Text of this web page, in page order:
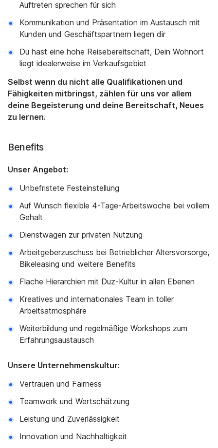
Auftreten sprechen für sich
Kommunikation und Präsentation im Austausch mit
Kunden und Geschäftspartnern liegen dir
Du hast eine hohe Reisebereitschaft, Dein Wohnort
liegt idealerweise im Verkaufsgebiet
Selbst wenn du nicht alle Qualifikationen und
Fähigkeiten mitbringst, zählen für uns vor allem
deine Begeisterung und deine Bereitschaft, Neues
zu lernen.
Benefits
Unser Angebot:
Unbefristete Festeinstellung
Auf Wunsch flexible 4-Tage-Arbeitswoche bei vollem
Gehalt
Dienstwagen zur privaten Nutzung
Arbeitgeberzuschuss bei Betrieblicher Altersvorsorge,
Bikeleasing und weitere Benefits
Flache Hierarchien mit Duz-Kultur in allen Ebenen
Kreatives und internationales Team in toller
Arbeitsatmosphäre
Weiterbildung und regelmäßige Workshops zum
Erfahrungsaustausch
Unsere Unternehmenskultur:
Vertrauen und Fairness
Teamwork und Wertschätzung
Leistung und Zuverlässigkeit
Innovation und Nachhaltigkeit